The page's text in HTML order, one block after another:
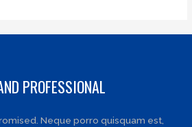
PROFESSIONAL
Neque porro quisquam est,